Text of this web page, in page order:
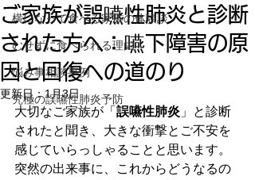
横になって食べる家族の体験談
むせずに食べられる理由
悩み事相談事例
究極の誤嚥性肺炎予防
ご家族が誤嚥性肺炎と診断
された方へ：嚥下障害の原
因と回復への道のり
更新日：1月3日
大切なご家族が「 誤嚥性肺炎 」と診断
されたと聞き、大きな衝撃とご不安を
感じていらっしゃることと思います。
突然の出来事に、これからどうなるの